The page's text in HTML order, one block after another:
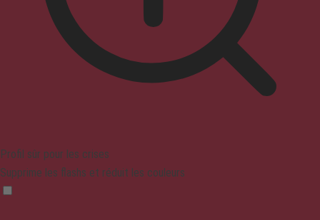
Profil sûr pour les crises
Supprime les flashs et réduit les couleurs